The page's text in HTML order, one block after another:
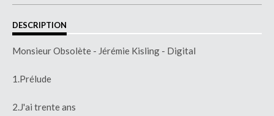
DESCRIPTION
Monsieur Obsolète - Jérémie Kisling - Digital
1.Prélude
2.J'ai trente ans